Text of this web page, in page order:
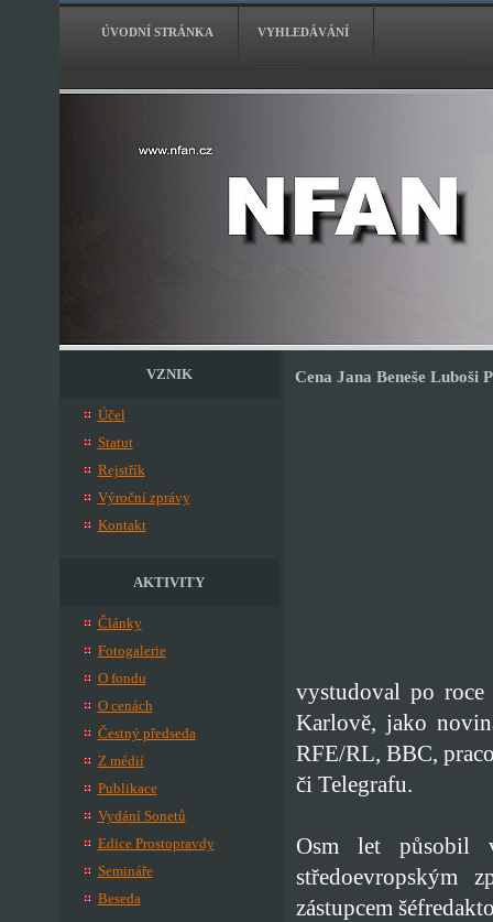
ÚVODNÍ STRÁNKA VYHLEDÁVÁNÍ
VZNIK
Účel
Statut
Rejstřík
Výroční zprávy
Kontakt
AKTIVITY
Články
Fotogalerie
O fondu
O cenách
Čestný předseda
Z médií
Publikace
Vydání Sonetů
Edice Prostopravdy
Semináře
Beseda
Cena Jana Beneše Luboši
vystudoval po
Karlově, jako
RFE/RL, BBC,
či Telegrafu.
Osm let
středoevropským
zástupcem